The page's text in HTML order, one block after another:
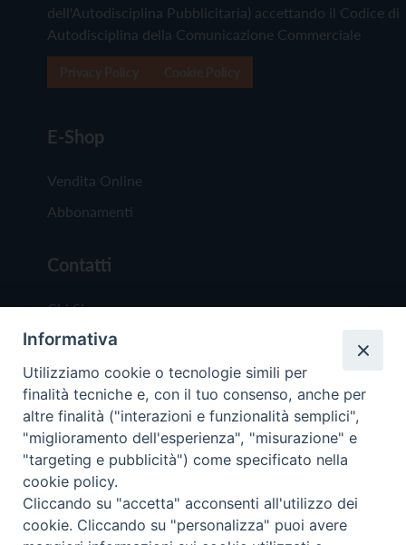
dell'Autodisciplina Pubblicitaria) accettando il Codice di
Autodisciplina della Comunicazione Commerciale
E-Shop
Vendita Online
Abbonamenti
Contatti
Chi Siamo
Redazione
Scrivici
Copyright © 2019 - Tutti i diritti riservati - Vita
Trentina Editrice
Informativa
Utilizziamo cookie o tecnologie simili per
finalità tecniche e, con il tuo consenso, anche per
altre finalità ("interazioni e funzionalità semplici",
"miglioramento dell'esperienza", "misurazione" e
"targeting e pubblicità") come specificato nella
cookie policy.
Cliccando su "accetta" acconsenti all'utilizzo dei
cookie. Cliccando su "personalizza" puoi avere